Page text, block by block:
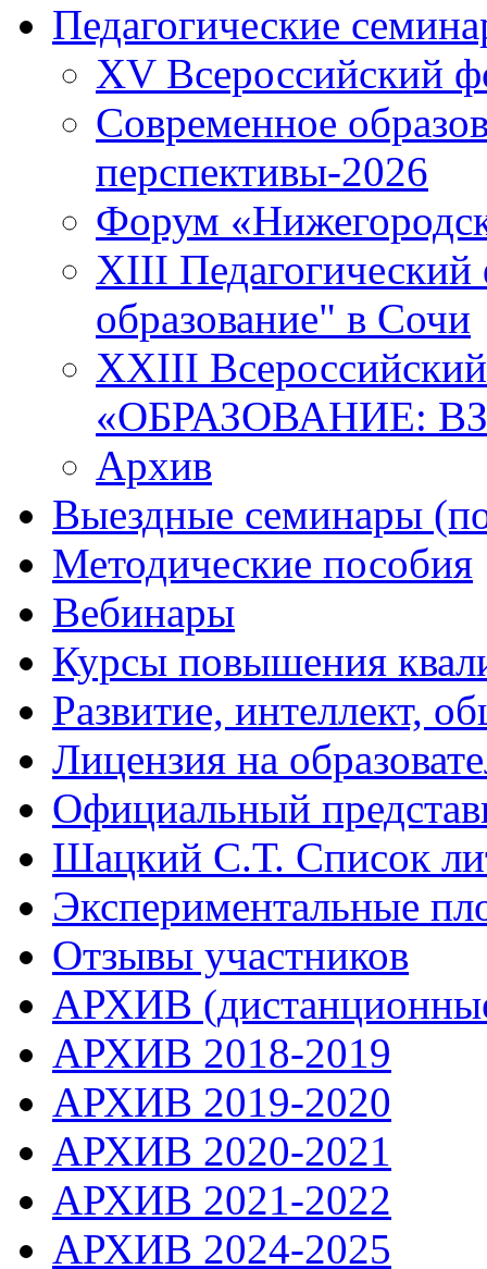
Педагогические
XV Всероссийский
Современное
перспективы-2026
Форум
XIII Педагогический
образование" в Сочи
XXIII
«ОБРАЗОВАНИЕ:
Архив
Выездные семинары
Методические пособия
Вебинары
Курсы повышения
Развитие, интеллект,
Лицензия на
Официальный
Шацкий С.Т. Список
Экспериментальные
Отзывы участников
АРХИВ
АРХИВ 2018-2019
АРХИВ 2019-2020
АРХИВ 2020-2021
АРХИВ 2021-2022
АРХИВ 2024-2025